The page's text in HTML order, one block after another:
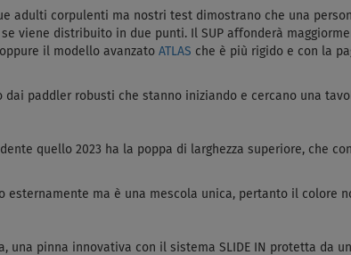
adulti corpulenti ma nostri test dimostrano che una
viene distribuito in due punti. Il SUP affonderà
oppure il modello avanzato ATLAS che è più rigido e con la
dai paddler robusti che stanno iniziando e cercano una
quello 2023 ha la poppa di larghezza superiore, che
ma è una mescola unica, pertanto il colore
una pinna innovativa con il sistema SLIDE IN protetta da